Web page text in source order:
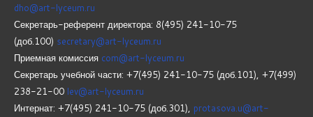
dho@art-lyceum.ru
Секретарь-референт директора: 8(495) 241-10-75
(доб.100) secretary@art-lyceum.ru
Приемная комиссия com@art-lyceum.ru
Секретарь учебной части: +7(495) 241-10-75 (доб.101), +7(499)
238-21-00 lev@art-lyceum.ru
Интернат: +7(495) 241-10-75 (доб.301), protasova.u@art-